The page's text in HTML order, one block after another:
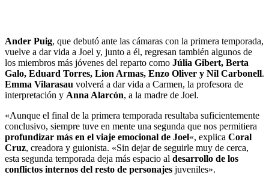
Ander Puig, que debutó ante las cámaras con la primera temporada,
vuelve a dar vida a Joel y, junto a él, regresan también algunos de
los miembros más jóvenes del reparto como Júlia Gibert, Berta
Galo, Eduard Torres, Lion Armas, Enzo Oliver y Nil Carbonell.
Emma Vilarasau volverá a dar vida a Carmen, la profesora de
interpretación y Anna Alarcón, a la madre de Joel.
«Aunque el final de la primera temporada resultaba suficientemente
conclusivo, siempre tuve en mente una segunda que nos permitiera
profundizar más en el viaje emocional de Joel«, explica Coral
Cruz, creadora y guionista. «Sin dejar de seguirle muy de cerca,
esta segunda temporada deja más espacio al desarrollo de los
conflictos internos del resto de personajes juveniles».